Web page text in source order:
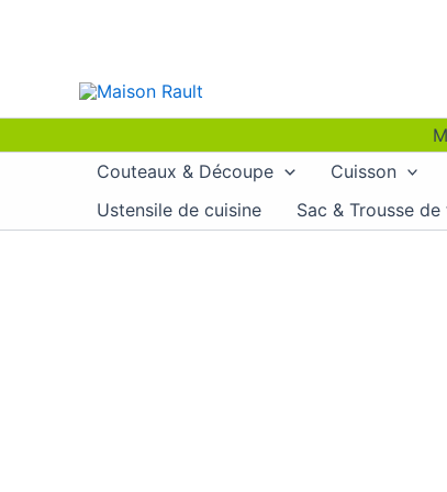
Couteaux & Découpe
Cuisson
Ustensile de cuisine
Sac & Trousse